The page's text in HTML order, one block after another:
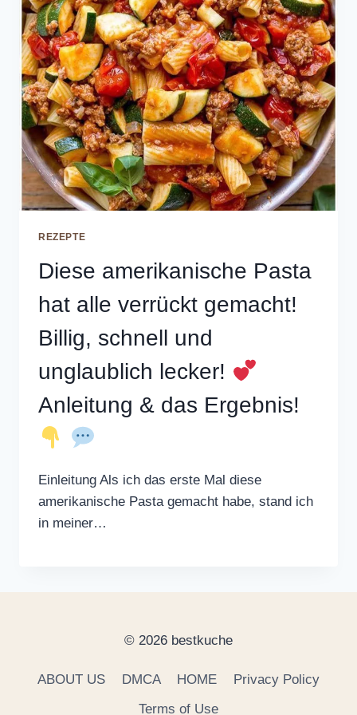
REZEPTE
Diese amerikanische Pasta
hat alle verrückt gemacht!
Billig, schnell und
unglaublich lecker!
Anleitung & das Ergebnis!
Einleitung Als ich das erste Mal diese
amerikanische Pasta gemacht habe, stand ich
in meiner…
© 2026 bestkuche
ABOUT US DMCA HOME
Privacy Policy
Terms of Use